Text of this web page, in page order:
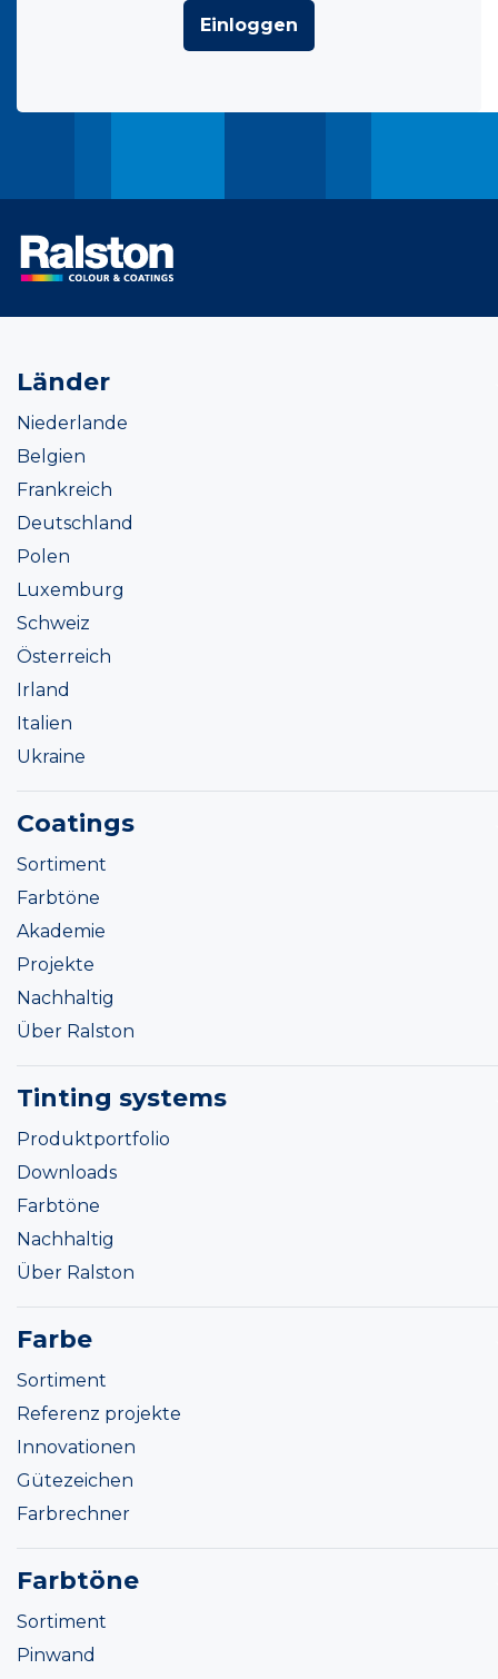
Einloggen
Länder
Niederlande
Belgien
Frankreich
Deutschland
Polen
Luxemburg
Schweiz
Österreich
Irland
Italien
Ukraine
Coatings
Sortiment
Farbtöne
Akademie
Projekte
Nachhaltig
Über Ralston
Tinting systems
Produktportfolio
Downloads
Farbtöne
Nachhaltig
Über Ralston
Farbe
Sortiment
Referenz projekte
Innovationen
Gütezeichen
Farbrechner
Farbtöne
Sortiment
Pinwand